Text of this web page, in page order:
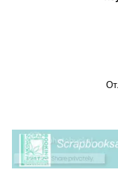
Приходите,
Отличного